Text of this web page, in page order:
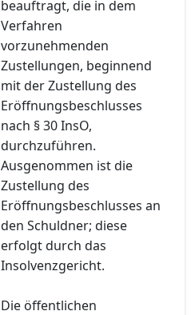
beauftragt, die in dem
Verfahren
vorzunehmenden
Zustellungen, beginnend
mit der Zustellung des
Eröffnungsbeschlusses
nach § 30 InsO,
durchzuführen.
Ausgenommen ist die
Zustellung des
Eröffnungsbeschlusses an
den Schuldner; diese
erfolgt durch das
Insolvenzgericht.
Die öffentlichen